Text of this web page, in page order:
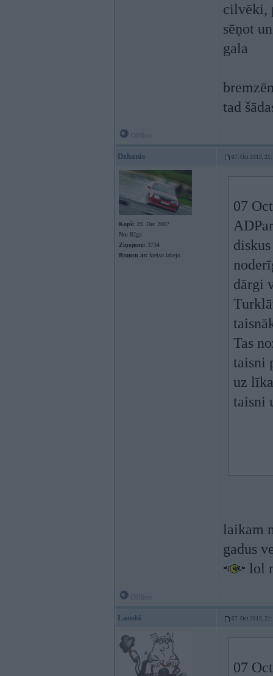
cilvēki,
sēņot
gala
tad
Dzhanis 07. Oct 2013,
Kopš: 29. Dec 2007
No: Rīga
Ziņojumi: 3734
Braucu ar: kreiso labejo
07
dārgi
Tas
taisni
uz
taisni
laikam
gadus
lol
Laoshi 07. Oct 2013,
07